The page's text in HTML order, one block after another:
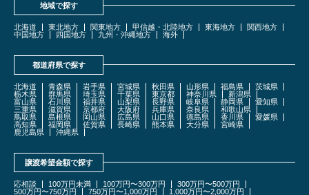
地域で探す
北海道 東北地方 関東地方 甲信越・北陸地方 東海地方
関西地方
中国地方
四国地方 九州・沖縄地方 海外
都道府県で探す
北海道 青森県 岩手県 宮城県 秋田県 山形県 福島県
茨城県
栃木県
群馬県 埼玉県 千葉県 東京都 神奈川県
新潟県
富山県
石川県 福井県 山梨県 長野県 岐阜県 静岡県
愛知県
三重県
滋賀県 京都府 大阪府 兵庫県 奈良県
和歌山県
鳥取県
島根県 岡山県 広島県 山口県 徳島県 香川県
愛媛県
高知県
福岡県 佐賀県 長崎県 熊本県 大分県
宮崎県
鹿児島県
沖縄県
譲渡希望金額で探す
応相談 100万円未満 100万円〜300万円
300万円〜500万円
500万円〜750万円
750万円〜1,000万円
1,000万円〜2,000万円